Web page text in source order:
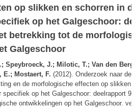
op slikken en schorren in
op het Galgeschoor:
betrekking tot de
Galgeschoor
Speybroeck, J.; Milotic, T.; Van den
E.; Mostaert, F. (2012). Onderzoek naar de
en de morfologische effecten op slikken
op het Galgeschoor: deelrapport 9.
ontwikkelingen op het Galgeschoor.